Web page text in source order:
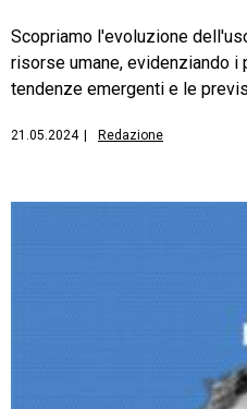
Scopriamo l'evoluzione
risorse umane, evidenziando
tendenze emergenti e le
21.05.2024 | Redazione